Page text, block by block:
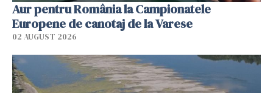
Aur pentru România la Campionatele
Europene de canotaj de la Varese
02 AUGUST 2026